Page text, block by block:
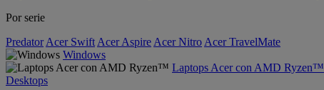
Por serie
Predator Acer Swift Acer Aspire Acer Nitro Acer TravelMate
Windows
Laptops Acer con AMD Ryzen™
Desktops